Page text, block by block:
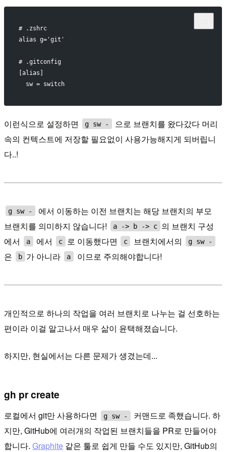
# .zshrc
alias g='git'
# .gitconfig
[alias]
  sw = switch
이런식으로 설정하면 g sw -
으로 브랜치를 왔다갔다 머리
속의 컨텍스트에 저장할 필요없이 사용가능해지게 되버립니
다..!
g sw -
에서 이동하는 이전 브랜치는 해당 브랜치의 부모
브랜치를 의미하지 않습니다!
a -> b -> c 의 브랜치 구성
에서
a 에서 c 로 이동했다면 c 브랜치에서의 g sw -
은 b 가 아니라 a 이므로 주의해야합니다!
개인적으로 하나의 작업을 여러 브랜치로 나누는 걸 선호하는
편이라 이걸 알고나서 매우 삶이 윤택해졌습니다.
하지만, 현실에서는 다른 문제가 생겼는데...
gh pr create
로컬에서 git만 사용하다면 g sw -
커맨드로 족했습니다. 하
지만, GitHub에 여러개의 작업된 브랜치들을 PR로 만들어야
합니다. Graphite 같은 툴로 쉽게 만들 수도 있지만, GitHub의